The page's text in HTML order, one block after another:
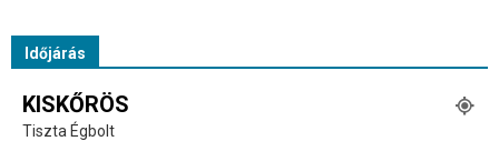
Időjárás
KISKŐRÖS
Tiszta Égbolt